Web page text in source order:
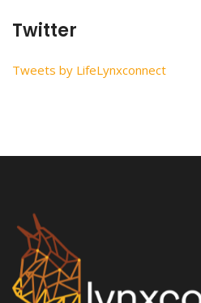
Twitter
Tweets by LifeLynxconnect